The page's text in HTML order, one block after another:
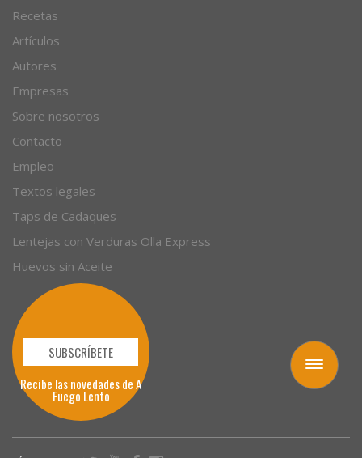
Toggle
navigation
Recetas
Artículos
Autores
Empresas
Sobre nosotros
Contacto
Empleo
Textos legales
Taps de Cadaques
Lentejas con Verduras Olla Express
Huevos sin Aceite
SUBSCRÍBETE
Recibe las novedades de A
Fuego Lento